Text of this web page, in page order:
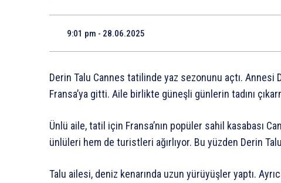
9:01 pm - 28.06.2025
Derin Talu Cannes tatilinde yaz sezonunu açtı. Annesi
Fransa’ya gitti. Aile birlikte güneşli günlerin tadını
Ünlü aile, tatil için Fransa’nın popüler sahil kasabası
ünlüleri hem de turistleri ağırlıyor. Bu yüzden Derin
Talu ailesi, deniz kenarında uzun yürüyüşler yaptı.